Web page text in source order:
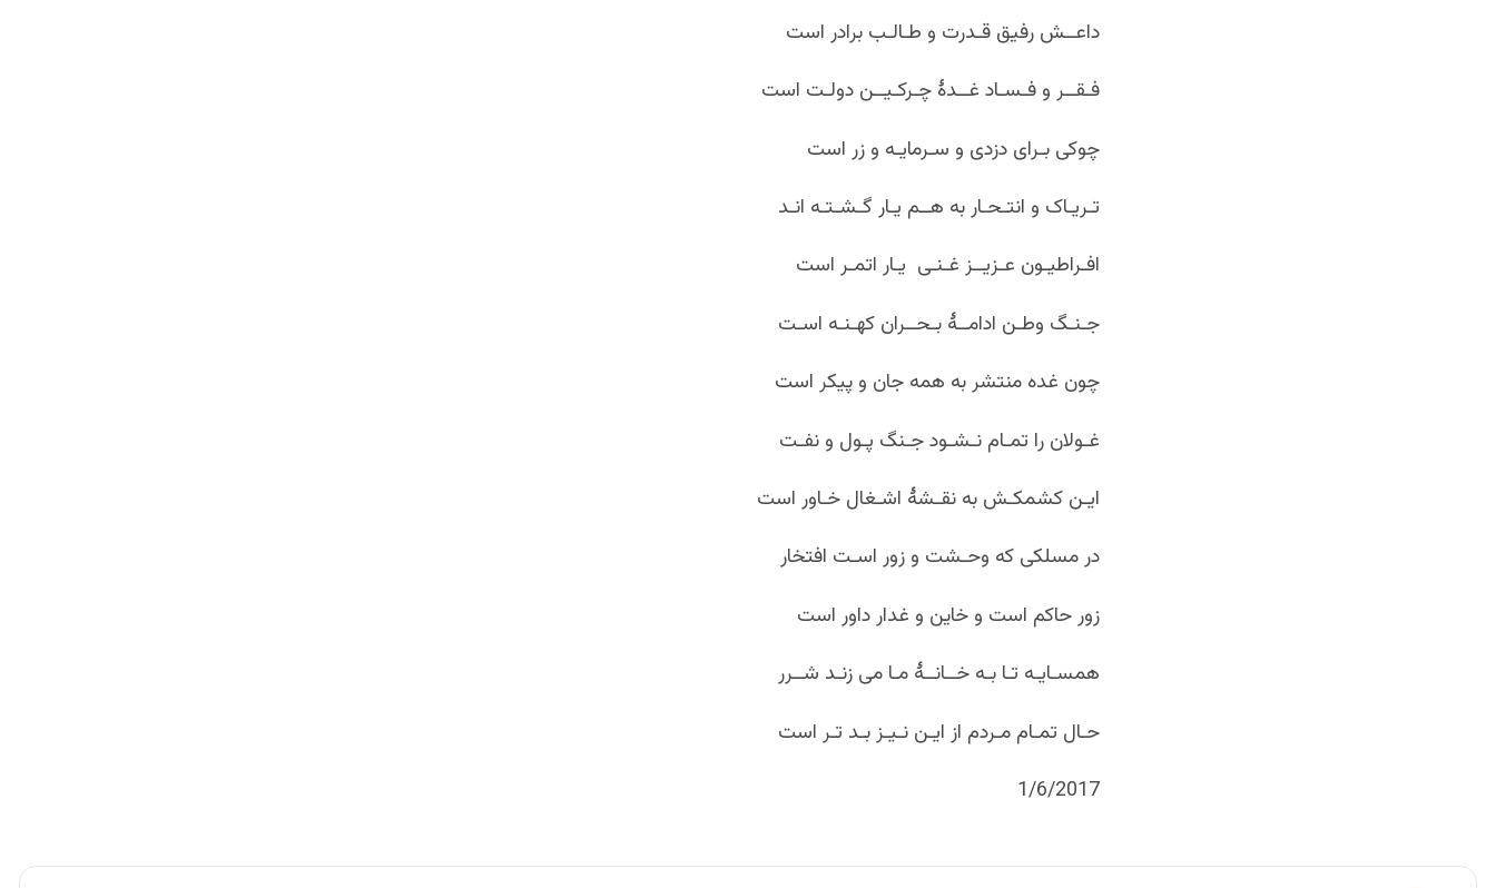
داعــش رفیق قـدرت و طـالـب برادر است
فـقــر و فـسـاد غــدۀ چـرکـیــن دولـت است
چوکی بـرای دزدی و سـرمایـه و زر است
تـریـاک و انتـحـار به هــم یـار گـشـتـه انـد
افـراطیـون عـزیــز غـنـی یـار اتمـر است
جـنـگ وطـن ادامــۀ بـحــران کهـنـه اسـت
چون غده منتشر به همه جان و پیکر است
غـولان را تمـام نـشـود جـنگ پـول و نفـت
ایـن کشمکـش به نقـشۀ اشـغال خـاور است
در مسلکی که وحـشت و زور اسـت افتخار
زور حاکم است و خاین و غدار داور است
همسـایـه تـا بـه خــانــۀ مـا می زنـد شــرر
حـال تمـام مـردم از ایـن نـیـز بـد تـر است
1/6/2017